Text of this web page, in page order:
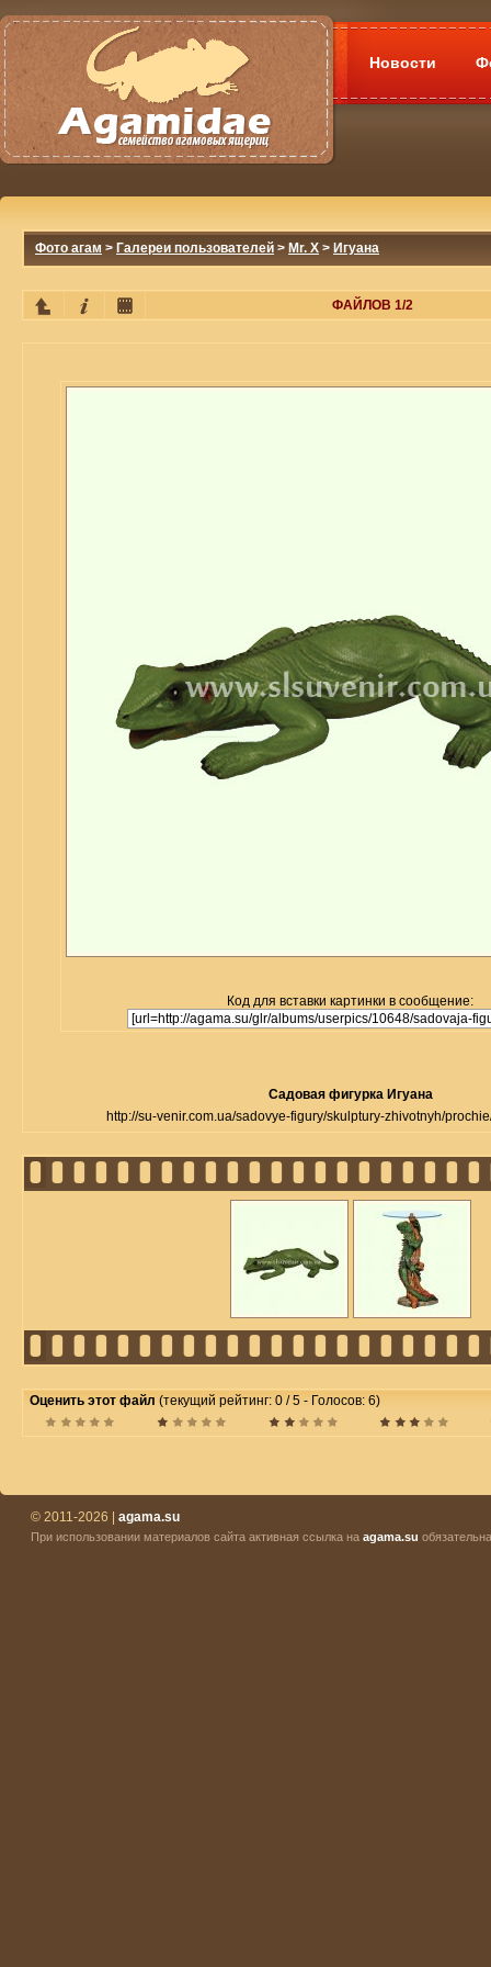
Новости
Фото агам > Галереи пользователей > Mr. X > Игуана
ФАЙЛОВ 1/2
Код для вставки картинки в сообщение:
Садовая фигурка Игуана
http://su-venir.com.ua/sadovye-figury/skulptury-zhivotnyh/
Оценить этот файл (текущий рейтинг: 0 / 5 - Голосов: 6)
© 2011-2026 | agama.su
При использовании материалов сайта активная ссылка на agama.su